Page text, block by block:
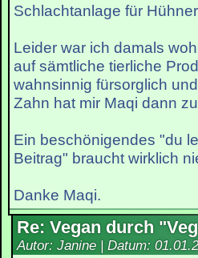
Schlachtanlage für
Leider war ich damals
auf sämtliche tierliche
wahnsinnig fürsorglich
Zahn hat mir Maqi dann
Ein beschönigendes "du
Beitrag" braucht wirklich
Danke Maqi.
Re: Vegan durch
Autor: Janine | Datum: